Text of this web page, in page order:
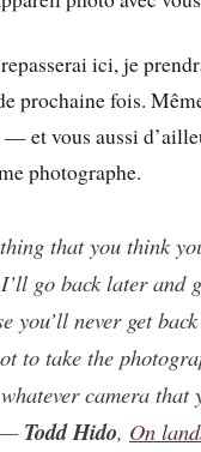
ici, je
prochaine fois.
et vous aussi
photographe.
that you think
go back later and
you’ll never get
to take the
camera that
— Todd Hido, On